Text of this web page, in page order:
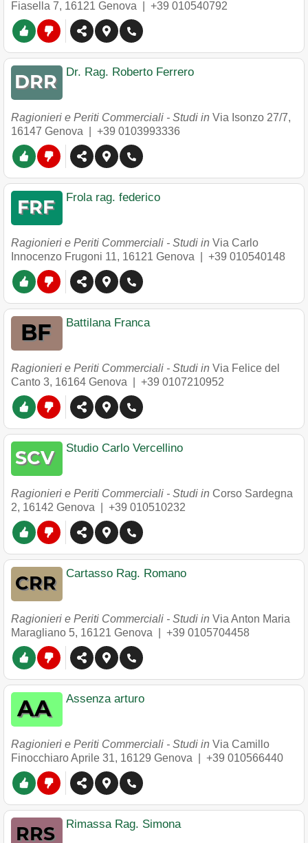
Fiasella 7, 16121 Genova +39 010540792
Dr. Rag. Roberto Ferrero
Ragionieri e Periti Commerciali - Studi in Via Isonzo 27/7,
16147 Genova +39 0103993336
Frola rag. federico
Ragionieri e Periti Commerciali - Studi in Via Carlo
Innocenzo Frugoni 11, 16121 Genova +39 010540148
Battilana Franca
Ragionieri e Periti Commerciali - Studi in Via Felice del
Canto 3, 16164 Genova +39 0107210952
Studio Carlo Vercellino
Ragionieri e Periti Commerciali - Studi in Corso Sardegna
2, 16142 Genova +39 010510232
Cartasso Rag. Romano
Ragionieri e Periti Commerciali - Studi in Via Anton Maria
Maragliano 5, 16121 Genova +39 0105704458
Assenza arturo
Ragionieri e Periti Commerciali - Studi in Via Camillo
Finocchiaro Aprile 31, 16129 Genova +39 010566440
Rimassa Rag. Simona